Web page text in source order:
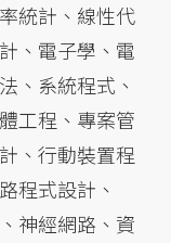
統計、線性代
、電子學、電
、系統程式、
工程、專案管
、行動裝置程
程式設計、
神經網路、資